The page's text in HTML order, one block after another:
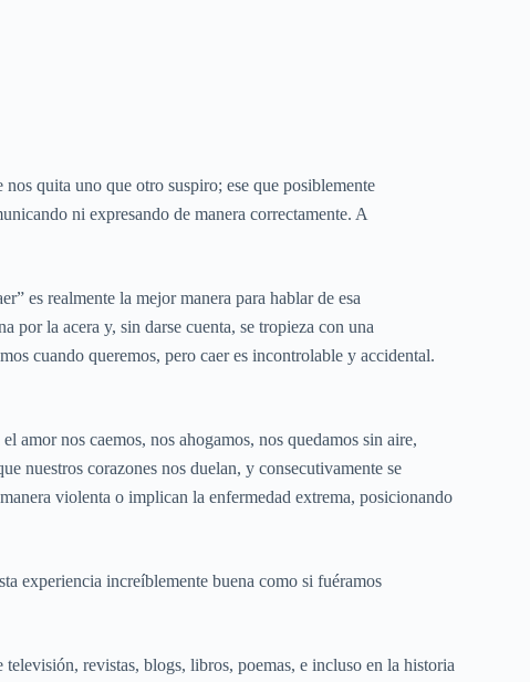
quita uno que otro suspiro; ese que posiblemente
ni expresando de manera correctamente. A
es realmente la mejor manera para hablar de esa
por la acera y, sin darse cuenta, se tropieza con una
cuando queremos, pero caer es incontrolable y accidental.
amor nos caemos, nos ahogamos, nos quedamos sin aire,
nuestros corazones nos duelan, y consecutivamente se
violenta o implican la enfermedad extrema, posicionando
experiencia increíblemente buena como si fuéramos
revistas, blogs, libros, poemas, e incluso en la historia